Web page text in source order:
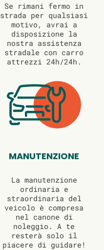
Se rimani fermo in
strada per qualsiasi
motivo, avrai a
disposizione la
nostra assistenza
stradale con carro
attrezzi 24h/24h.
MANUTENZIONE
La manutenzione
ordinaria e
straordinaria del
veicolo è compresa
nel canone di
noleggio. A te
resterà solo il
piacere di guidare!